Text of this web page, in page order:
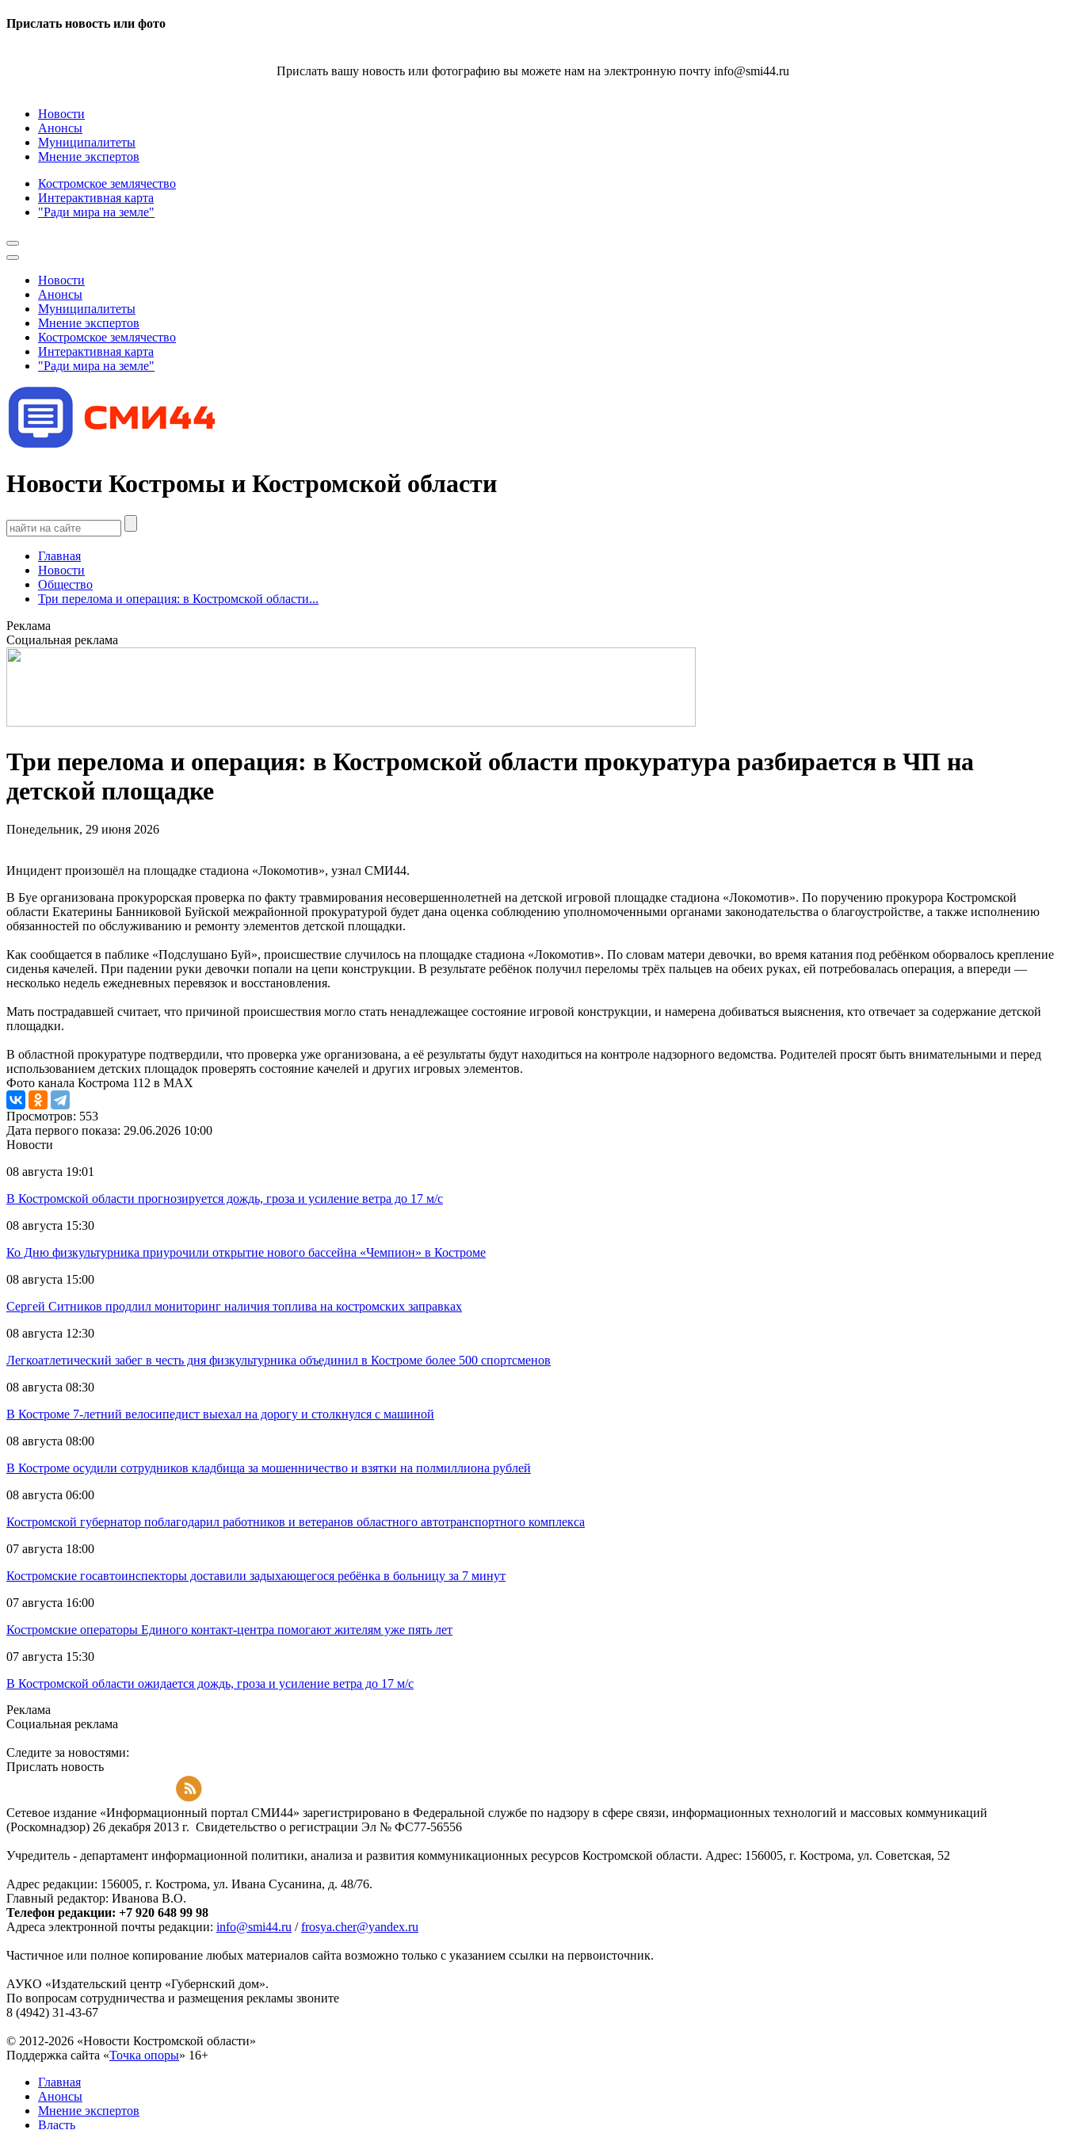
Прислать новость или фото
Прислать вашу новость или фотографию вы можете нам на электронную почту info@smi44.ru
Новости
Анонсы
Муниципалитеты
Мнение экспертов
Костромское землячество
Интерактивная карта
"Ради мира на земле"
Новости
Анонсы
Муниципалитеты
Мнение экспертов
Костромское землячество
Интерактивная карта
"Ради мира на земле"
Новости Костромы и Костромской области
Главная
Новости
Общество
Три перелома и операция: в Костромской области...
Реклама
Социальная реклама
Три перелома и операция: в Костромской области прокуратура разбирается в ЧП на
детской площадке
Понедельник, 29 июня 2026
Инцидент произошёл на площадке стадиона «Локомотив», узнал СМИ44.
В Буе организована прокурорская проверка по факту травмирования несовершеннолетней на детской игровой площадке стадиона «Локомотив». По поручению прокурора Костромской
области Екатерины Банниковой Буйской межрайонной прокуратурой будет дана оценка соблюдению уполномоченными органами законодательства о благоустройстве, а также исполнению
обязанностей по обслуживанию и ремонту элементов детской площадки.
Как сообщается в паблике «Подслушано Буй», происшествие случилось на площадке стадиона «Локомотив». По словам матери девочки, во время катания под ребёнком оборвалось крепление
сиденья качелей. При падении руки девочки попали на цепи конструкции. В результате ребёнок получил переломы трёх пальцев на обеих руках, ей потребовалась операция, а впереди —
несколько недель ежедневных перевязок и восстановления.
Мать пострадавшей считает, что причиной происшествия могло стать ненадлежащее состояние игровой конструкции, и намерена добиваться выяснения, кто отвечает за содержание детской
площадки.
В областной прокуратуре подтвердили, что проверка уже организована, а её результаты будут находиться на контроле надзорного ведомства. Родителей просят быть внимательными и перед
использованием детских площадок проверять состояние качелей и других игровых элементов.
Фото канала Кострома 112 в MAX
Просмотров: 553
Дата первого показа: 29.06.2026 10:00
Новости
08 августа 19:01
В Костромской области прогнозируется дождь, гроза и усиление ветра до 17 м/с
08 августа 15:30
Ко Дню физкультурника приурочили открытие нового бассейна «Чемпион» в Костроме
08 августа 15:00
Сергей Ситников продлил мониторинг наличия топлива на костромских заправках
08 августа 12:30
Легкоатлетический забег в честь дня физкультурника объединил в Костроме более 500 спортсменов
08 августа 08:30
В Костроме 7-летний велосипедист выехал на дорогу и столкнулся с машиной
08 августа 08:00
В Костроме осудили сотрудников кладбища за мошенничество и взятки на полмиллиона рублей
08 августа 06:00
Костромской губернатор поблагодарил работников и ветеранов областного автотранспортного комплекса
07 августа 18:00
Костромские госавтоинспекторы доставили задыхающегося ребёнка в больницу за 7 минут
07 августа 16:00
Костромские операторы Единого контакт-центра помогают жителям уже пять лет
07 августа 15:30
В Костромской области ожидается дождь, гроза и усиление ветра до 17 м/с
Реклама
Социальная реклама
Следите за новостями:
Прислать новость
Сетевое издание «Информационный портал СМИ44» зарегистрировано в Федеральной службе по надзору в сфере связи, информационных технологий и массовых коммуникаций
(Роскомнадзор) 26 декабря 2013 г. Свидетельство о регистрации Эл № ФC77-56556
Учредитель - департамент информационной политики, анализа и развития коммуникационных ресурсов Костромской области. Адрес: 156005, г. Кострома, ул. Советская, 52
Адрес редакции: 156005, г. Кострома, ул. Ивана Сусанина, д. 48/76.
Главный редактор: Иванова В.О.
Телефон редакции: +7 920 648 99 98
Адреса электронной почты редакции: info@smi44.ru /frosya.cher@yandex.ru
Частичное или полное копирование любых материалов сайта возможно только с указанием ссылки на первоисточник.
АУКО «Издательский центр «Губернский дом».
По вопросам сотрудничества и размещения рекламы звоните
8 (4942) 31-43-67
© 2012-2026 «Новости Костромской области»
Поддержка сайта «Точка опоры» 16+
Главная
Анонсы
Мнение экспертов
Власть